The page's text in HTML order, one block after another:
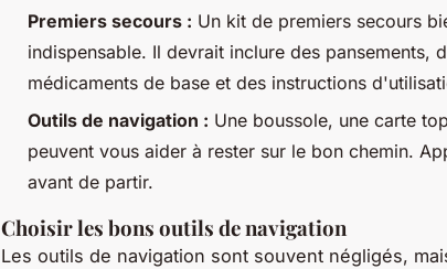
Premiers secours : Un kit de premiers secours
indispensable. Il devrait inclure des pansements,
médicaments de base et des instructions
Outils de navigation : Une boussole, une carte
peuvent vous aider à rester sur le bon chemin.
avant de partir.
Choisir les bons outils de navigation
Les outils de navigation sont souvent négligés,